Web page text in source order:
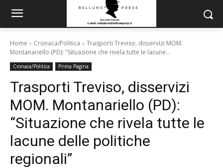
Home Cronaca/Politica
Trasporti Treviso, disservizi MOM.
Montanariello (PD): "Situazione che rivela tutte le lacune...
Cronaca/Politica Prima Pagina
Trasporti Treviso, disservizi
MOM. Montanariello (PD):
“Situazione che rivela tutte le
lacune delle politiche
regionali”